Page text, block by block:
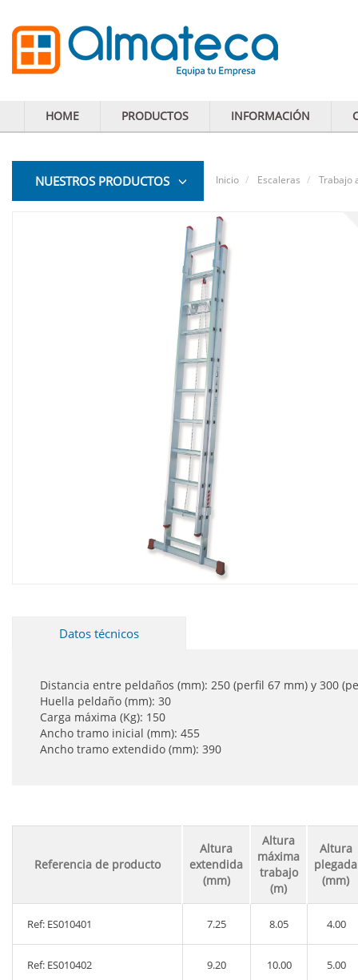
HOME PRODUCTOS INFORMACIÓN
NUESTROS PRODUCTOS Inicio Escaleras Trabajo
Datos técnicos
Distancia entre peldaños (mm): 250 (perfil 67 mm) y 300
Huella peldaño (mm): 30
Carga máxima (Kg): 150
Ancho tramo inicial (mm): 455
Ancho tramo extendido (mm): 390
Referencia de producto
Altura
extendida
(mm)
Altura
máxima
trabajo
(m)
Altura
plegada
(mm)
Ref: ES010401 7.25 8.05 4.00
Ref: ES010402 9.20 10.00 5.00